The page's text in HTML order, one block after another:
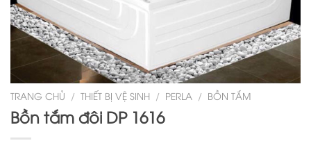
TRANG CHỦ / THIẾT BỊ VỆ SINH / PERLA / BỒN TẮM
Bồn tắm đôi DP 1616